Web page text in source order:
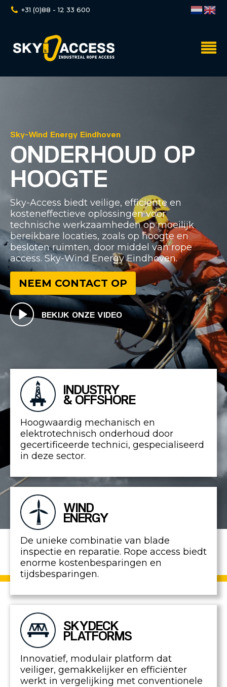
+31 (0)88 - 12 33 600
Sky-Wind Energy Eindhoven
ONDERHOUD OP
HOOGTE
Sky-Access biedt veilige, efficiënte en
kosteneffectieve oplossingen voor
technische werkzaamheden op moeilijk
bereikbare locaties, zoals op hoogte en
besloten ruimten, door middel van rope
access. Sky-Wind Energy Eindhoven.
NEEM CONTACT OP
BEKIJK ONZE VIDEO
INDUSTRY
& OFFSHORE
Hoogwaardig mechanisch en
elektrotechnisch onderhoud door
gecertificeerde technici, gespecialiseerd
in deze sector.
WIND
ENERGY
De unieke combinatie van blade
inspectie en reparatie. Rope access biedt
enorme kostenbesparingen en
tijdsbesparingen.
SKYDECK
PLATFORMS
Innovatief, modulair platform dat
veiliger, gemakkelijker en efficiënter
werkt in vergelijking met conventionele